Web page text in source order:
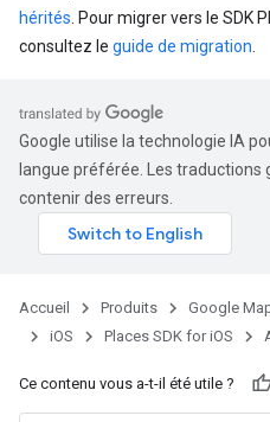
hérités . Pour migrer vers le SDK
consultez le guide de migration
Google utilise la technologie IA
langue préférée. Les traductions
contenir des erreurs.
Accueil Produits Google
iOS
Places SDK for iOS
Ce contenu vous a-t-il été utile ?